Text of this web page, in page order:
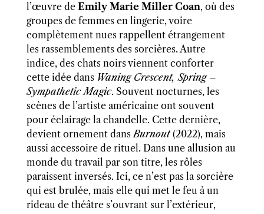
l’œuvre de Emily Marie Miller Coan, où des
groupes de femmes en lingerie, voire
complètement nues rappellent étrangement
les rassemblements des sorcières. Autre
indice, des chats noirs viennent conforter
cette idée dans Waning Crescent, Spring –
Sympathetic Magic. Souvent nocturnes, les
scènes de l’artiste américaine ont souvent
pour éclairage la chandelle. Cette dernière,
devient ornement dansBurnout (2022), mais
aussi accessoire de rituel. Dans une allusion au
monde du travail par son titre, les rôles
paraissent inversés. Ici, ce n’est pas la sorcière
qui est brulée, mais elle qui met le feu à un
rideau de théâtre s’ouvrant sur l’extérieur,